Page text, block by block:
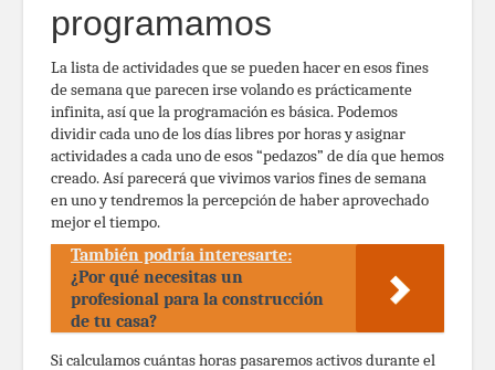
programamos
La lista de actividades que se pueden hacer en esos fines
de semana que parecen irse volando es prácticamente
infinita, así que la programación es básica. Podemos
dividir cada uno de los días libres por horas y asignar
actividades a cada uno de esos “pedazos” de día que hemos
creado. Así parecerá que vivimos varios fines de semana
en uno y tendremos la percepción de haber aprovechado
mejor el tiempo.
También podría interesarte:
¿Por qué necesitas un
profesional para la construcción
de tu casa?
Si calculamos cuántas horas pasaremos activos durante el